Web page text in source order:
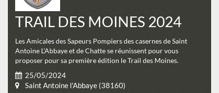
TRAIL DES MOINES 2024
Les Amicales des Sapeurs Pompiers des casernes de Saint
Antoine L'Abbaye et de Chatte se réunissent pour vous
proposer pour sa première édition le Trail des Moines.
25/05/2024
Saint Antoine l'Abbaye (38160)